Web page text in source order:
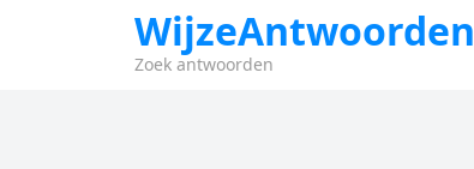
WijzeAntwoorden
Zoek antwoorden